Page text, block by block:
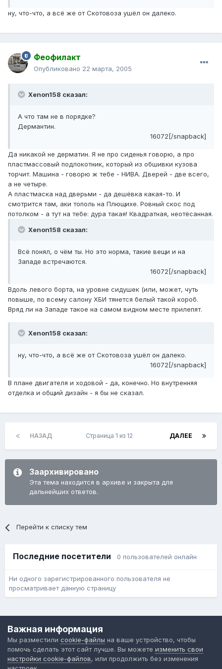
ну, что-что, а всё же от Скотовоза ушёл он далеко.
Феофилакт
Опубликовано 22 марта, 2005
Xenon158 сказал:
А что там не в порядке?
Дермантин.
16072[/snapback]
Да никакой не дерматин. Я не про сиденья говорю, а про
пластмассовый подлокотник, который из обшивки кузова
торчит. Машина - говорю ж тебе - НИВА. Дверей - две всего,
а не четыре.
А пластмаска над дверьми - да дешёвка какая-то. И
смотрится там, аки тополь на Плющихе. Ровный скос под
потолком - а тут на тебе: дура такая! Квадратная, неотёсанная.
Xenon158 сказал:
Всё понял, о чём ты. Но это норма, такие вещи и на
Западе встречаются.
16072[/snapback]
Вдоль левого борта, на уровне сидушек (или, может, чуть
повыше, по всему салону ХБИ тянется белый такой короб.
Вряд ли на Западе такое на самом видном месте прилепят.
Xenon158 сказал:
ну, что-что, а всё же от Скотовоза ушёл он далеко.
16072[/snapback]
В плане двигателя и ходовой - да, конечно. Но внутренняя
отделка и общий дизайн - я бы не сказал.
НАЗАД ДАЛЕЕ
Страница 1 из 12
Заархивировано
Эта тема находится в архиве и закрыта для
дальнейших ответов.
Перейти к списку тем
Последние посетители 0 пользователей онлайн
Ни одного зарегистрированного пользователя не
просматривает данную страницу
Форум общественного транспорта
Powered by Invision Community
Важная информация
Мы разместили cookie-файлы на ваше устройство, чтобы
помочь сделать этот сайт лучше. Вы можете изменить свои
настройки cookie-файлов, или продолжить без изменения